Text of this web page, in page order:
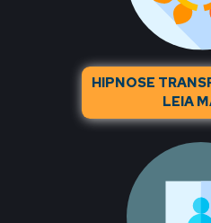
HIPNOSE
LEIA